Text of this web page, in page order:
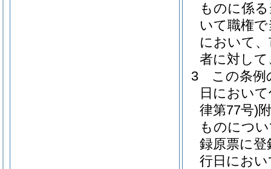
ものに係
いて職権
において
者に対し
3
この条例
日におい
律第77号)
ものにつ
録原票に
行日にお